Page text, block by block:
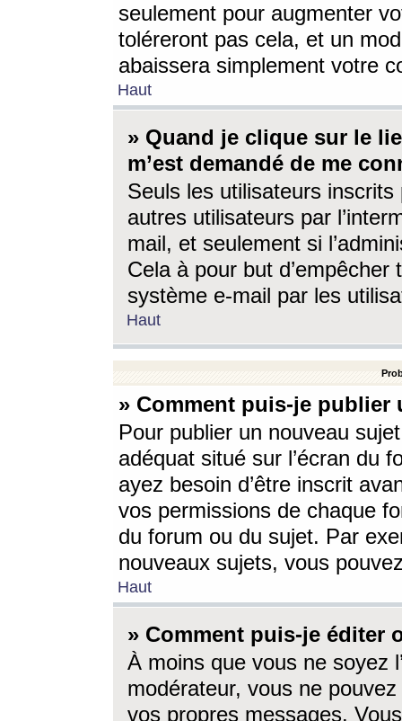
seulement pour augmenter
toléreront pas cela, et un
abaissera simplement votre
Haut
» Quand je clique sur le
m’est demandé de me
Seuls les utilisateurs
autres utilisateurs par
mail, et seulement si
Cela à pour but
système e-mail par les
Haut
» Comment puis-je
Pour publier un nouveau
adéquat situé sur l’écran du
ayez besoin d’être inscrit
vos permissions de chaque
du forum ou du sujet. Par
nouveaux sujets, vous
Haut
» Comment puis-je éditer
À moins que vous ne soyez
modérateur, vous ne
vos propres messages.